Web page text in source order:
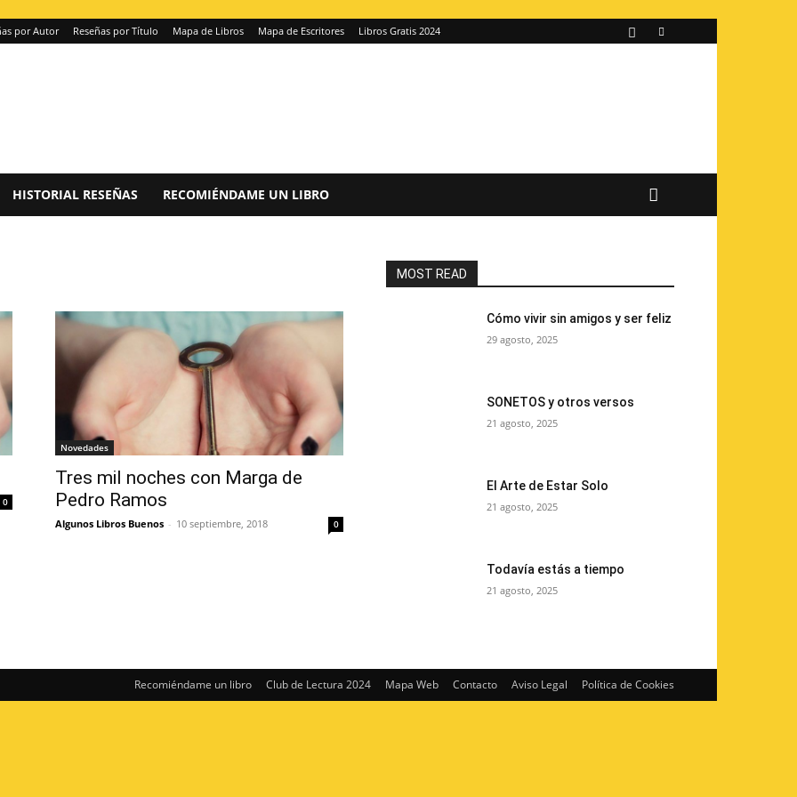
por Autor Reseñas por Título Mapa de Libros Mapa de Escritores Libros Gratis 2024
HISTORIAL RESEÑAS RECOMIÉNDAME UN LIBRO
0
Novedades
Tres mil noches con Marga de
Pedro Ramos
Algunos Libros Buenos - 10 septiembre, 2018 0
MOST READ
Cómo vivir sin amigos y ser feliz
29 agosto, 2025
SONETOS y otros versos
21 agosto, 2025
El Arte de Estar Solo
21 agosto, 2025
Todavía estás a tiempo
21 agosto, 2025
Recomiéndame un libro Club de Lectura 2024 Mapa Web Contacto Aviso Legal Política de Cookies